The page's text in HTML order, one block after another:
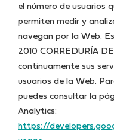
el número de usuarios
permiten medir y
navegan por la Web.
2010 CORREDURÍA
continuamente sus
usuarios de la Web.
puedes consultar la
Analytics:
https://